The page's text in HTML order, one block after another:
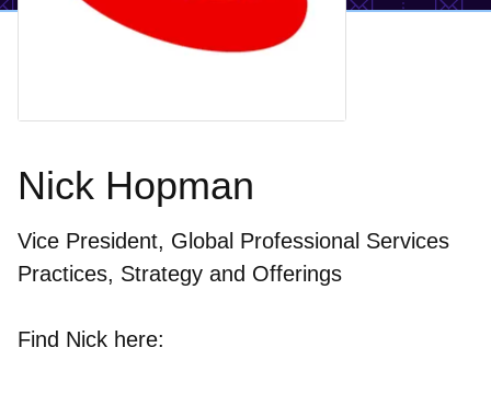
Nick Hopman
Vice President, Global Professional Services
Practices, Strategy and Offerings
Find Nick here: